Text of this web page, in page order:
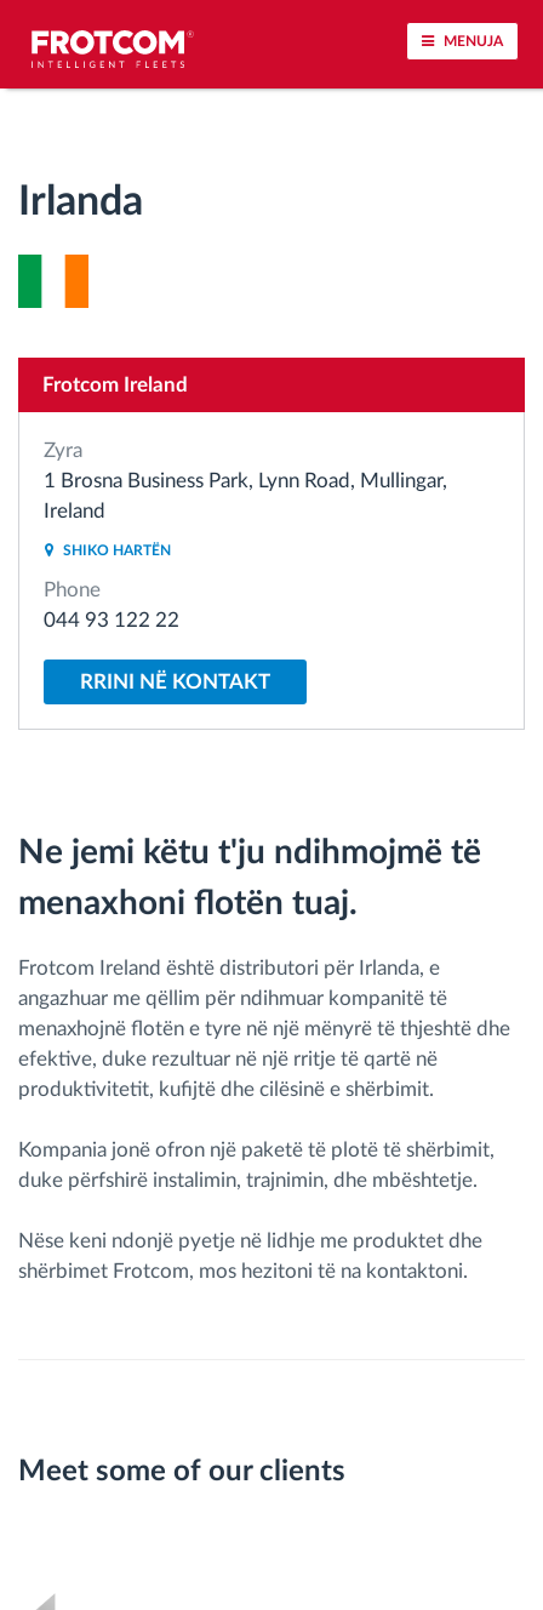
MENUJA
Qasja e kontrollit
Identifikim automatik i shoferëve
Si të zgjidhim çdo kërkëse të aktivitetit të flotës
Llogaritësi i Kursimeve
Irlanda
Frotcom Ireland
Zyra
1 Brosna Business Park, Lynn Road, Mullingar,
Ireland
SHIKO HARTËN
Phone
044 93 122 22
RRINI NË KONTAKT
Ne jemi këtu t'ju ndihmojmë të
menaxhoni flotën tuaj.
Frotcom Ireland është distributori për Irlanda, e
angazhuar me qëllim për ndihmuar kompanitë të
menaxhojnë flotën e tyre në një mënyrë të thjeshtë dhe
efektive, duke rezultuar në një rritje të qartë në
produktivitetit, kufijtë dhe cilësinë e shërbimit.
Kompania jonë ofron një paketë të plotë të shërbimit,
duke përfshirë instalimin, trajnimin, dhe mbështetje.
Nëse keni ndonjë pyetje në lidhje me produktet dhe
shërbimet Frotcom, mos hezitoni të na kontaktoni.
Meet some of our clients